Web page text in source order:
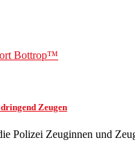
Bottrop™
Zeugen
Polizei Zeuginnen und